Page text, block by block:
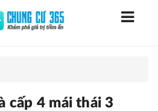
cấp 4 mái thái 3